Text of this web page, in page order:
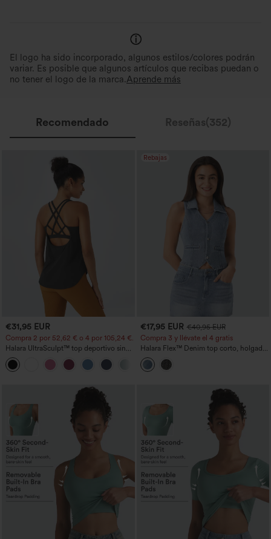
El logo ha sido incorporado, algunos estilos/colores podrán
variar. Es posible que algunos artículos que recibas puedan o
no tener el logo de la marca.Aprende más
Recomendado Reseñas(352)
€31,95 EUR
Compra 2 por 52,62 € o 4 por 105,24 €.
Halara UltraSculpt™ top deportivo sin
mangas con escote redondo y bajo
curvo
Rebajas
€17,95 EUR €40,95 EUR
Compra 3 y llévate el 4 gratis
Halara Flex™ Denim top corto, holgado
y acolchado